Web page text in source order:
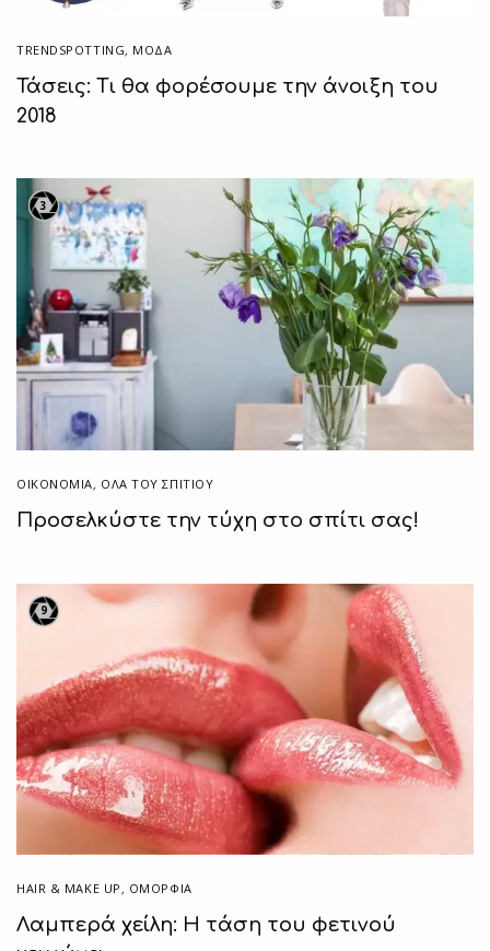
TRENDSPOTTING, ΜΟΔΑ
Τάσεις: Τι θα φορέσουμε την άνοιξη του
2018
3
ΟΙΚΟΝΟΜΙΑ, ΌΛΑ ΤΟΥ ΣΠΙΤΙΟΥ
Προσελκύστε την τύχη στο σπίτι σας!
9
HAIR & MAKE UP , ΟΜΟΡΦΙΑ
Λαμπερά χείλη: Η τάση του φετινού